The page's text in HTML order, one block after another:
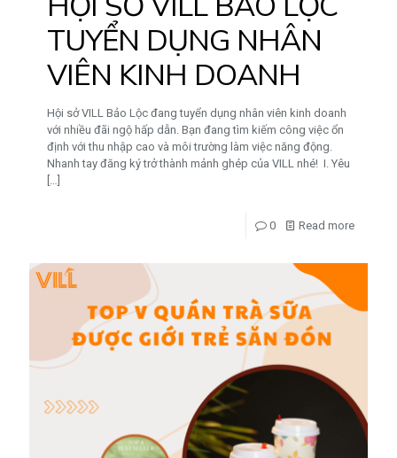
TUYỂN DỤNG NHÂN
VIÊN KINH DOANH
Hội sở VILL Bảo Lộc đang tuyển dụng nhân viên kinh doanh
với nhiều đãi ngộ hấp dẫn. Bạn đang tìm kiếm công việc ổn
định với thu nhập cao và môi trường làm việc năng động.
Nhanh tay đăng ký trở thành mảnh ghép của VILL nhé! I. Yêu
[…]
0 Read more